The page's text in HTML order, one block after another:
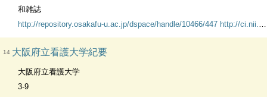
和雑誌
http://repository.osakafu-u.ac.jp/dspace/handle/10466/447 http://ci.nii.ac.jp/vol_issue/nels/AA12014700_ja.html
14 大阪府立看護大学紀要
大阪府立看護大学
3-9